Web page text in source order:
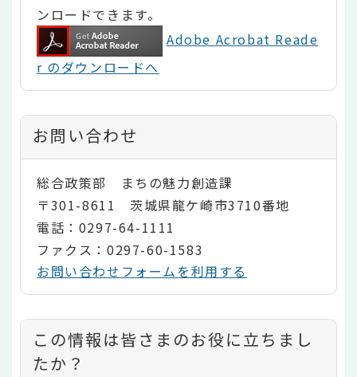
ンロードできます。
Adobe Acrobat Reade
r のダウンロードへ
お問い合わせ
総合政策部 まちの魅力創造課
〒301-8611 茨城県龍ケ崎市3710番地
電話：0297-64-1111
ファクス：0297-60-1583
お問い合わせフォームを利用する
コ
ン
この情報は皆さまのお役に立ちまし
たか？